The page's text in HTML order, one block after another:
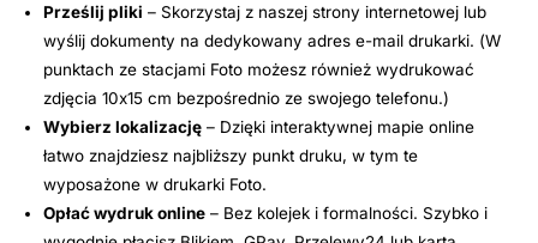
Prześlij pliki – Skorzystaj z naszej strony internetowej lub
wyślij dokumenty na dedykowany adres e-mail drukarki. (W
punktach ze stacjami Foto możesz również wydrukować
zdjęcia 10x15 cm bezpośrednio ze swojego telefonu.)
Wybierz lokalizację – Dzięki interaktywnej mapie online
łatwo znajdziesz najbliższy punkt druku, w tym te
wyposażone w drukarki Foto.
Opłać wydruk online – Bez kolejek i formalności. Szybko i